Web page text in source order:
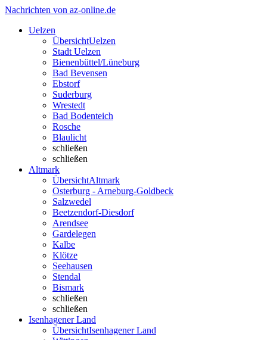
Nachrichten von az-online.de
Uelzen
ÜbersichtUelzen
Stadt Uelzen
Bienenbüttel/Lüneburg
Bad Bevensen
Ebstorf
Suderburg
Wrestedt
Bad Bodenteich
Rosche
Blaulicht
schließen
schließen
Altmark
ÜbersichtAltmark
Osterburg - Arneburg-Goldbeck
Salzwedel
Beetzendorf-Diesdorf
Arendsee
Gardelegen
Kalbe
Klötze
Seehausen
Stendal
Bismark
schließen
schließen
Isenhagener Land
ÜbersichtIsenhagener Land